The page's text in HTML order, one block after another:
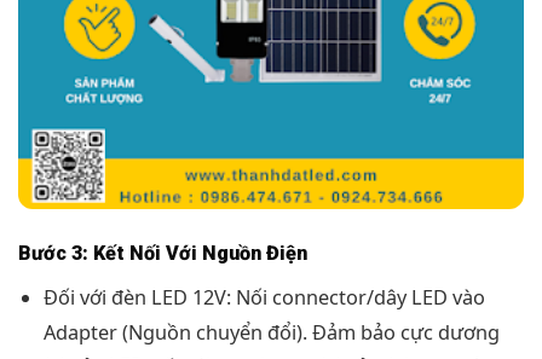
Bước 3: Kết Nối Với Nguồn Điện
Đối với đèn LED 12V: Nối connector/dây LED vào
Adapter (Nguồn chuyển đổi). Đảm bảo cực dương